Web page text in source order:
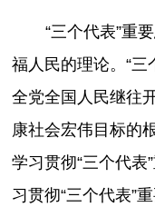
“三个代表”重
福人民的理论。“
全党全国人民继往
康社会宏伟目标的
学习贯彻“三个代表
习贯彻“三个代表”